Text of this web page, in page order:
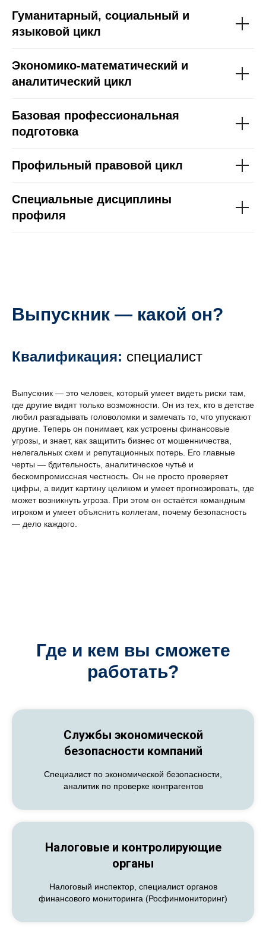
Гуманитарный, социальный и
языковой цикл
Экономико-математический и
аналитический цикл
Базовая профессиональная
подготовка
Профильный правовой цикл
Специальные дисциплины
профиля
Выпускник — какой он?
Квалификация: специалист
Выпускник — это человек, который умеет видеть риски там,
где другие видят только возможности. Он из тех, кто в детстве
любил разгадывать головоломки и замечать то, что упускают
другие. Теперь он понимает, как устроены финансовые
угрозы, и знает, как защитить бизнес от мошенничества,
нелегальных схем и репутационных потерь. Его главные
черты — бдительность, аналитическое чутьё и
бескомпромиссная честность. Он не просто проверяет
цифры, а видит картину целиком и умеет прогнозировать, где
может возникнуть угроза. При этом он остаётся командным
игроком и умеет объяснить коллегам, почему безопасность
— дело каждого.
Где и кем вы сможете
работать?
Службы экономической
безопасности компаний
Специалист по экономической безопасности,
аналитик по проверке контрагентов
Налоговые и контролирующие
органы
Налоговый инспектор, специалист органов
финансового мониторинга (Росфинмониторинг)